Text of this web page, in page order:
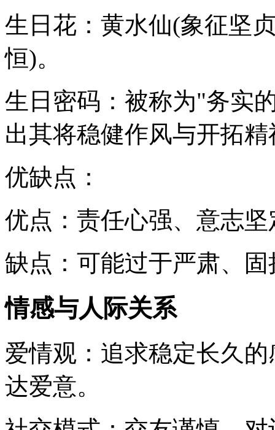
生日花：黄水仙(象征坚
恒)。
生日密码：被称为"务实
出其将稳健作风与开拓
优缺点：
优点：责任心强、意志
缺点：可能过于严肃、
情感与人际关系
爱情观：追求稳定长久
达爱意。